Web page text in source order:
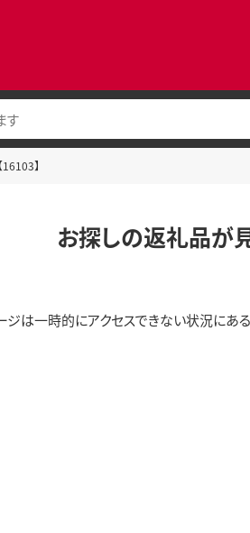
】
お探しの返礼品が
ジは一時的にアクセスできない状況にあ